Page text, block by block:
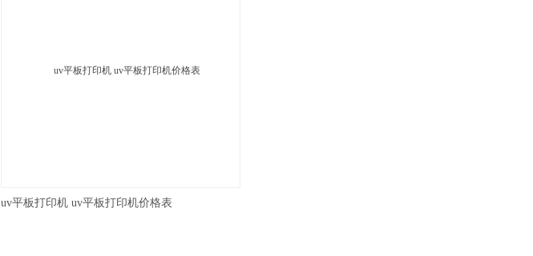
uv平板打印机 uv平板打印机价格表